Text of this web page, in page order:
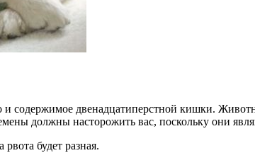
содержимое двенадцатиперстной кишки.
должны насторожить вас, поскольку они
будет разная.